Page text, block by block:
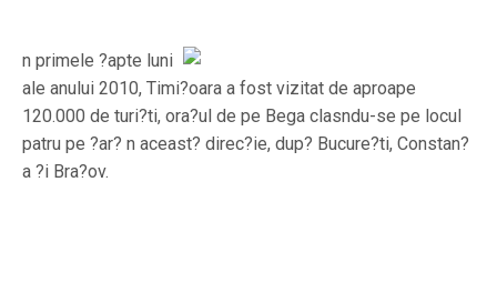
n primele ?apte luni
ale anului 2010, Timi?oara a fost vizitat de aproape
120.000 de turi?ti, ora?ul de pe Bega clasndu-se pe locul
patru pe ?ar? n aceast? direc?ie, dup? Bucure?ti, Constan?
a ?i Bra?ov.